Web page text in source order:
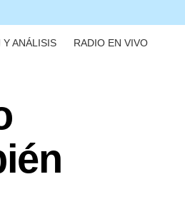
Y ANÁLISIS RADIO EN VIVO